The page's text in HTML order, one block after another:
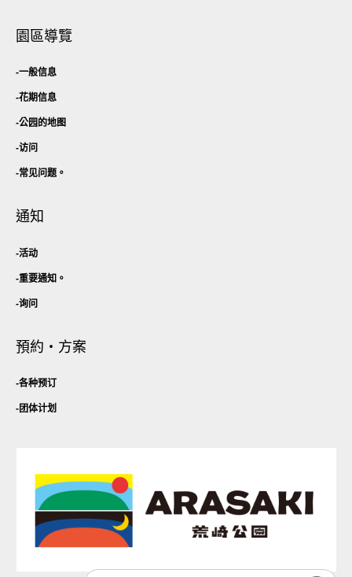
園區導覽
一般信息
花期信息
公园的地图
访问
常见问题。
通知
活动
重要通知。
询问
預約・方案
各种预订
团体计划